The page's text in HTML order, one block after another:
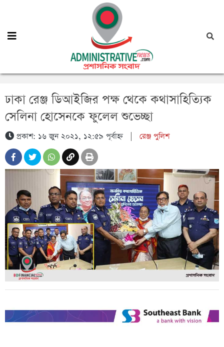
ঢাকা রেঞ্জ ডিআইজির পক্ষ থেকে কথাসাহিত্যিক
সেলিনা হোসেনকে ফুলেল শুভেচ্ছা
প্রকাশ: ১৬ জুন ২০২১, ১২:৫৯ পূর্বাহ্ন| রেঞ্জ পুলিশ